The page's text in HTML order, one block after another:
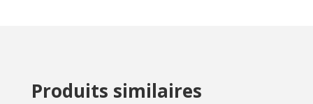
Produits similaires